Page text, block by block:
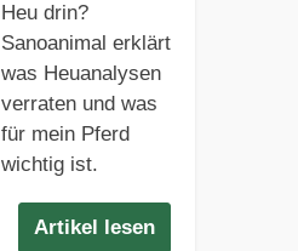
Heu drin?
Sanoanimal erklärt
was Heuanalysen
verraten und was
für mein Pferd
wichtig ist.
Artikel lesen